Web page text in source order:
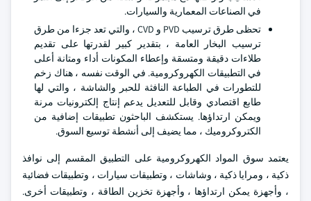
في الصناعات المعمارية والسيارات.
تحظى طرق ترسيب PVD و CVD ، والتي تعد جزءا من طرق
ترسيب البخار العامة ، بتقدير كبير لقدرتها على تقديم
طلاءات دقيقة ومتسقة وإعطاء المكونات أداء ومتانة أعلى
في التطبيقات الكهروكرومية. في الوقت نفسه ، هناك زخم
للتطورات في الطباعة النافثة للحبر والشاشة ، والتي لها
طابع اقتصادي وقابل للتعديل يدعم إنتاج إلكترونيات مرنة
ويمكن ارتداؤها. يستكشف الباحثون تطبيقات إضافية من
الكتروكروميك ، مما يضيف إلى أنشطة توسيع السوق.
يعتمد سوق المواد الكهروكرومية على التطبيق المقسم إلى نوافذ
ذكية ، ومرايا ذكية ، وشاشات ، وتطبيقات سيارات ، وتطبيقات فضائية
، وأجهزة يمكن ارتداؤها ، وأجهزة تخزين الطاقة ، وتطبيقات أخرى.